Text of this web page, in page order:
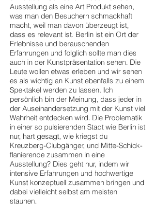
Ausstellung als eine Art Produkt sehen,
was man den Besuchern schmackhaft
macht, weil man davon überzeugt ist,
dass es relevant ist. Berlin ist ein Ort der
Erlebnisse und berauschenden
Erfahrungen und folglich sollte man dies
auch in der Kunstpräsentation sehen. Die
Leute wollen etwas erleben und wir sehen
es als wichtig an Kunst ebenfalls zu einem
Spektakel werden zu lassen. Ich
persönlich bin der Meinung, dass jeder in
der Auseinandersetzung mit der Kunst viel
Wahrheit entdecken wird. Die Problematik
in einer so pulsierenden Stadt wie Berlin ist
nur, hart gesagt, wie kriegst du
Kreuzberg-Clubgänger, und Mitte-Schick-
flanierende zusammen in eine
Ausstellung? Dies geht nur, indem wir
intensive Erfahrungen und hochwertige
Kunst konzeptuell zusammen bringen und
dabei vielleicht selbst am meisten
staunen.